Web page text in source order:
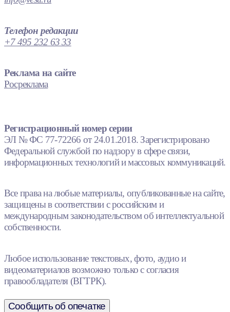
Телефон редакции
+7 495 232 63 33
Реклама на сайте
Росреклама
Регистрационный номер серии
ЭЛ № ФС 77-72266 от 24.01.2018. Зарегистрировано
Федеральной службой по надзору в сфере связи,
информационных технологий и массовых коммуникаций.
Все права на любые материалы, опубликованные на сайте,
защищены в соответствии с российским и
международным законодательством об интеллектуальной
собственности.
Любое использование текстовых, фото, аудио и
видеоматериалов возможно только с согласия
правообладателя (ВГТРК).
Сообщить об опечатке